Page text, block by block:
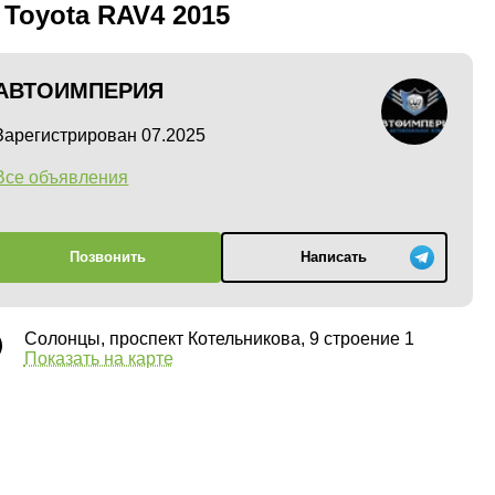
RAV4 2015
07.2025
объявления
Позвонить Написать
Солонцы, проспект Котельникова, 9 строение 1
Показать на карте